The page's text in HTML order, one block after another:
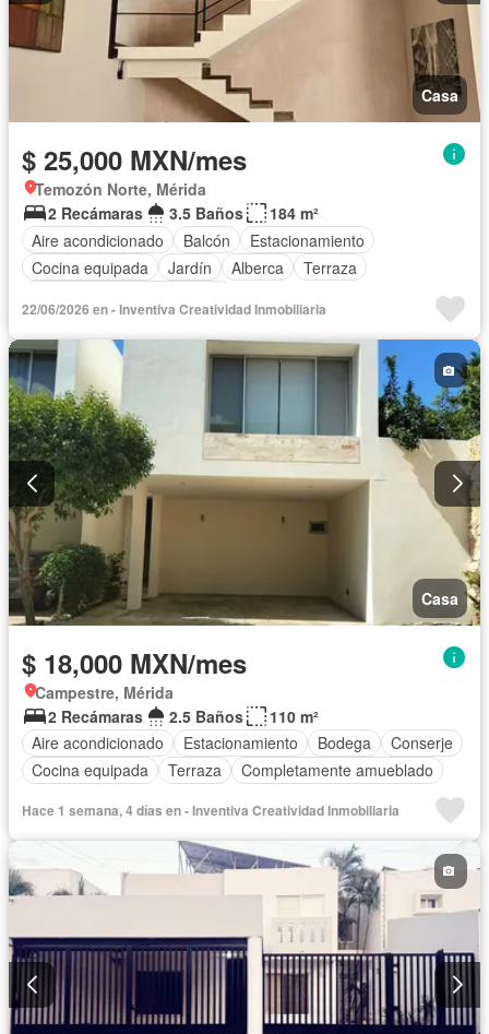
Casa
$ 25,000 MXN/mes
Temozón Norte, Mérida
2 Recámaras
3.5 Baños
184 m²
Aire acondicionado
Balcón
Estacionamiento
Cocina equipada
Jardín Alberca
Terraza
22/06/2026 en - Inventiva Creatividad Inmobiliaria
Casa
$ 18,000 MXN/mes
Campestre, Mérida
2 Recámaras
2.5 Baños
110 m²
Aire acondicionado
Estacionamiento Bodega
Conserje
Cocina equipada
Terraza Completamente amueblado
Hace 1 semana, 4 días en - Inventiva Creatividad Inmobiliaria